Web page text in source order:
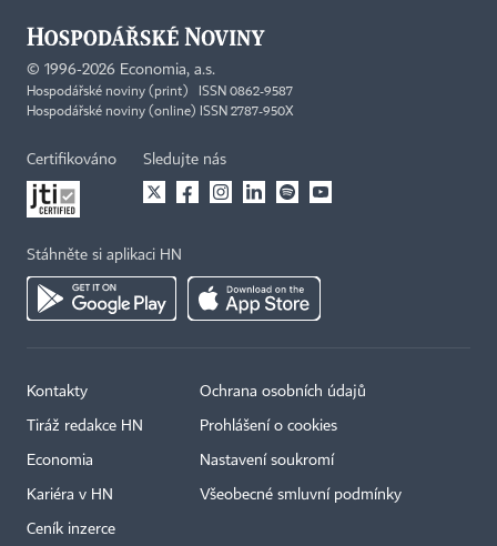
© 1996-2026 Economia, a.s.
Hospodářské noviny (print) ISSN 0862-9587
Hospodářské noviny (online) ISSN 2787-950X
Certifikováno Sledujte nás
Stáhněte si aplikaci HN
Kontakty
Tiráž redakce HN
Economia
Kariéra v HN
Ceník inzerce
Ochrana osobních údajů
Prohlášení o cookies
Nastavení soukromí
Všeobecné smluvní podmínky